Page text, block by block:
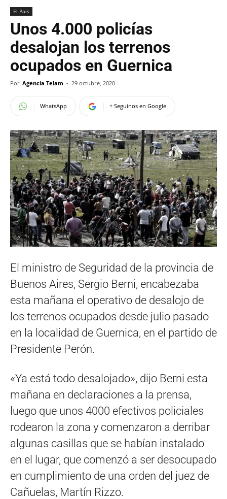
El Pais
Unos 4.000 policías
desalojan los terrenos
ocupados en Guernica
Por Agencia Telam - 29 octubre, 2020
WhatsApp + Seguinos en Google
El ministro de Seguridad de la provincia de
Buenos Aires, Sergio Berni, encabezaba
esta mañana el operativo de desalojo de
los terrenos ocupados desde julio pasado
en la localidad de Guernica, en el partido de
Presidente Perón.
«Ya está todo desalojado», dijo Berni esta
mañana en declaraciones a la prensa,
luego que unos 4000 efectivos policiales
rodearon la zona y comenzaron a derribar
algunas casillas que se habían instalado
en el lugar, que comenzó a ser desocupado
en cumplimiento de una orden del juez de
Cañuelas, Martín Rizzo.